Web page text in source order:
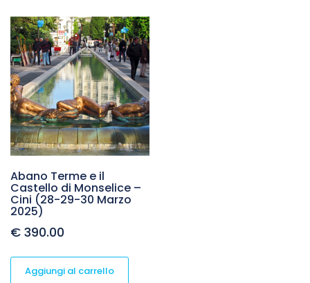
Abano Terme e il
Castello di Monselice –
Cini (28-29-30 Marzo
2025)
€ 390.00
Aggiungi al carrello